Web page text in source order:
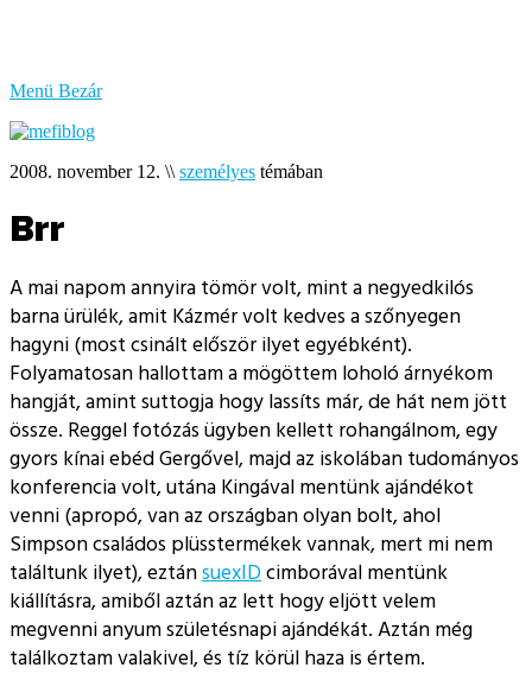
Menü Bezár
2008. november 12. \\ személyes témában
Brr
A mai napom annyira tömör volt, mint a negyedkilós
barna ürülék, amit Kázmér volt kedves a szőnyegen
hagyni (most csinált először ilyet egyébként).
Folyamatosan hallottam a mögöttem loholó árnyékom
hangját, amint suttogja hogy lassíts már, de hát nem jött
össze. Reggel fotózás ügyben kellett rohangálnom, egy
gyors kínai ebéd Gergővel, majd az iskolában tudományos
konferencia volt, utána Kingával mentünk ajándékot
venni (apropó, van az országban olyan bolt, ahol
Simpson családos plüsstermékek vannak, mert mi nem
találtunk ilyet), eztánsuexID cimborával mentünk
kiállításra, amiből aztán az lett hogy eljött velem
megvenni anyum születésnapi ajándékát. Aztán még
találkoztam valakivel, és tíz körül haza is értem.